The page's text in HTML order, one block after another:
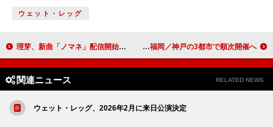
ウェット・レッグ
理芽、新曲「ノマネ」配信開始＆MV公開 中森明菜の歌唱映像をプラネタリウムで初上映、東京／福岡／神戸の3都市で順次開催へ
関連ニュース RELATED NEWS
ウェット・レッグ、2026年2月に来日公演決定